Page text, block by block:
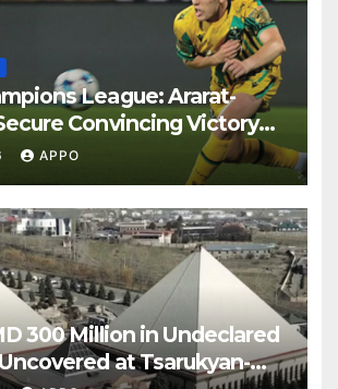
League: Ararat-
Convincing Victory
Rovers 2-0
APPO
300 Million in Undeclared
at Tsarukyan-